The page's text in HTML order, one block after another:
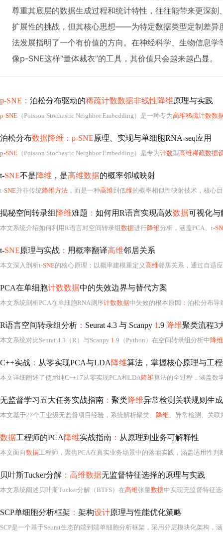
尊重其底层的数据生成过程和统计特性，往往能带来更深
扩展性的挑战，但其核心思想——为特定数据类型定制差
法发展指明了一个有价值的方向。在神经科学、生物信息
像p-SNE这样“量体裁衣”的工具，其价值只会越来越凸显。
p-SNE： 泊松分布驱动的稀疏计数数据非线性降维原理与实践
p-SNE （Poisson Stochastic Neighbor Embedding）是一种专为高维稀疏计数数
泊松分布数据降维：p-SNE原理、实现与单细胞RNA-seq应用
p-SNE （Poisson Stochastic Neighbor Embedding）是专为计数型高维稀疏数据
t-SNE不是降维 ，是高维数据的概率邻域映射
t-SNE并非传统降维方法 ，而是一种高维到低维的概率相似性映射技术，核心目标是保持局部邻域结
揭秘空间转录组 降维难题 ： 如何用R语言实现高效数据可视化与
本文系统介绍如何利用R语言对空间转录组数据进行降维分析，涵盖PCA、t-
t-SNE原理与实战 ： 用概率翻译高维邻居关系
本文深入剖析t-SNE的核心原理 ： 以概率建模重定义高维邻居关系，通过自适应困惑
PCA在单细胞计数数据中的失效边界与替代方案
本文系统剖析PCA在单细胞RNA测序计数数据中失效的根本原因 ： 泊松分布导
R语言空间转录组分析 ： Seurat 4.3 与 Scanpy 1 .9 降维聚类流程3
本文系统对比Seurat 4.3（R）与Scanpy 1.9（Python）在空间转录组分析中降维
C++实战 ： 从零实现PCA与LDA 降维算法，掌握核心原理与工
本文详细阐述了使用纯C++17从零实现PCA和LDA降维算法的全过程，涵盖数学原理（
无监督学习五大任务实战指南 ： 聚类降维异常检测关联规则生
本文基于27个工业级无监督项目经验，系统解析聚类、 降维、异常检测、关联
数据工程师的PCA 降维实战指南 ： 从原理到业务可解释性
本文面向数据工程师，聚焦PCA在真实业务场景中的落地实践，涵盖适用性判断、标准化策略、方差贡献率动态校准、载荷矩阵业务解读、特征反向映射等核心环节。强调PCA不是数学推导，而是解决内存瓶颈、模型不稳定
贝叶斯Tucker分解 ：高维数据无监督特征选择的原理与实践
本文系统阐述贝叶斯Tucker分解（BTFS）在高维张量数据中实现无监督特征选择的原
SCP单细胞分析框架 ： 架构设计原理与性能优化策略
SCP是一个基于Seurat生态的端到端单细胞分析框架，采用分层模块化架构，